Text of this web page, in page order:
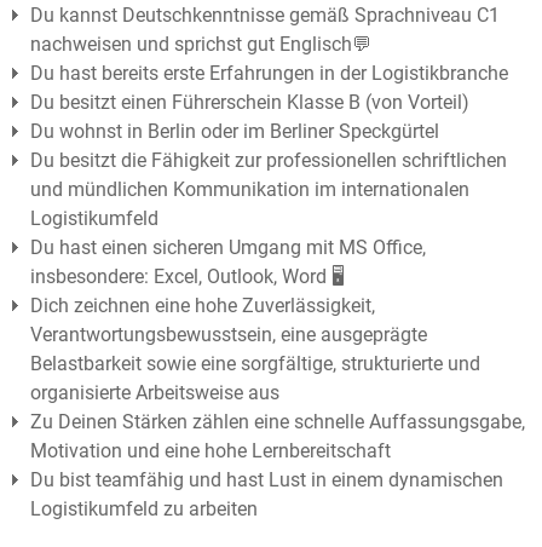
Du kannst Deutschkenntnisse gemäß Sprachniveau C1
nachweisen und sprichst gut Englisch💬
Du hast bereits erste Erfahrungen in der Logistikbranche
Du besitzt einen Führerschein Klasse B (von Vorteil)
Du wohnst in Berlin oder im Berliner Speckgürtel
Du besitzt die Fähigkeit zur professionellen schriftlichen
und mündlichen Kommunikation im internationalen
Logistikumfeld
Du hast einen sicheren Umgang mit MS Office,
insbesondere: Excel, Outlook, Word 🖥️
Dich zeichnen eine hohe Zuverlässigkeit,
Verantwortungsbewusstsein, eine ausgeprägte
Belastbarkeit sowie eine sorgfältige, strukturierte und
organisierte Arbeitsweise aus
Zu Deinen Stärken zählen eine schnelle Auffassungsgabe,
Motivation und eine hohe Lernbereitschaft
Du bist teamfähig und hast Lust in einem dynamischen
Logistikumfeld zu arbeiten